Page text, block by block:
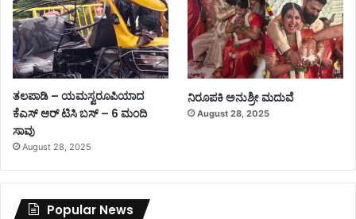
ತಲಪಾಡಿ – ಯಮಸ್ವರೂಪಿಯಾದ
ಕೆಎಸ್ ಆರ್ ಟಿಸಿ ಬಸ್ – 6 ಮಂದಿ
ಸಾವು
August 28, 2025
ನಿರೂಪಕಿ ಅನುಶ್ರೀ ಮದುವೆ
August 28, 2025
Popular News